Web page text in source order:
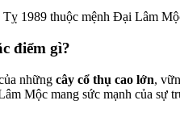
1989 thuộc mệnh Đại Lâm
điểm gì?
những cây cổ thụ cao lớn,
Mộc mang sức mạnh của sự